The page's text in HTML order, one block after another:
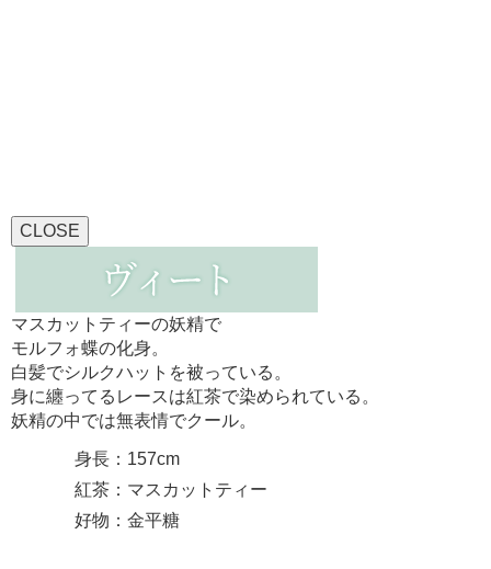
CLOSE
マスカットティーの妖精で
モルフォ蝶の化身。
白髪でシルクハットを被っている。
身に纏ってるレースは紅茶で染められている。
妖精の中では無表情でクール。
身長：157cm
紅茶：マスカットティー
好物：金平糖